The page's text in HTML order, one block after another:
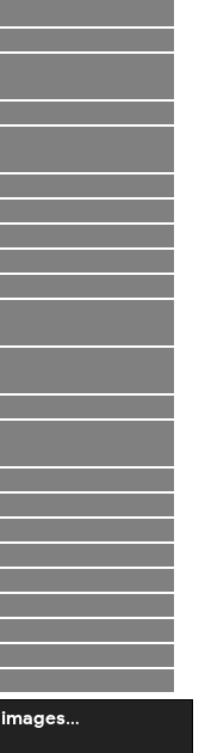
images…